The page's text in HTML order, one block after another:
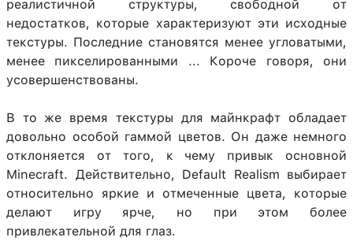
реалистичной структуры, свободной от
недостатков, которые характеризуют эти исходные
текстуры. Последние становятся менее угловатыми,
менее пикселированными ... Короче говоря, они
усовершенствованы.
В то же время текстуры для майнкрафт обладает
довольно особой гаммой цветов. Он даже немного
отклоняется от того, к чему привык основной
Minecraft. Действительно, Default Realism выбирает
относительно яркие и отмеченные цвета, которые
делают игру ярче, но при этом более
привлекательной для глаз.